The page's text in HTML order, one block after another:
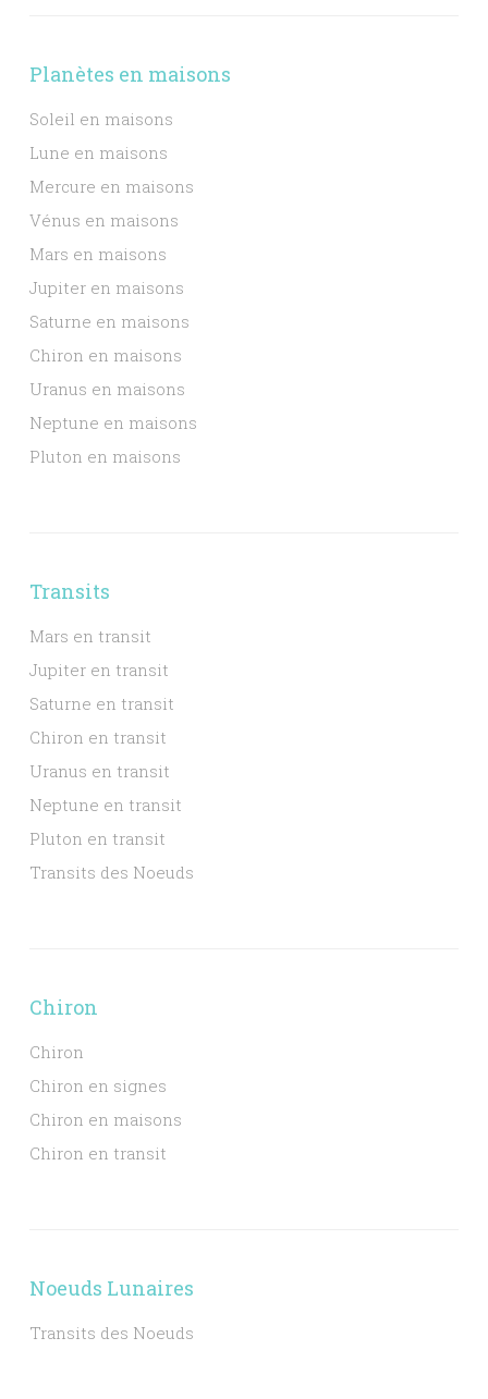
Planètes en maisons
Soleil en maisons
Lune en maisons
Mercure en maisons
Vénus en maisons
Mars en maisons
Jupiter en maisons
Saturne en maisons
Chiron en maisons
Uranus en maisons
Neptune en maisons
Pluton en maisons
Transits
Mars en transit
Jupiter en transit
Saturne en transit
Chiron en transit
Uranus en transit
Neptune en transit
Pluton en transit
Transits des Noeuds
Chiron
Chiron
Chiron en signes
Chiron en maisons
Chiron en transit
Noeuds Lunaires
Transits des Noeuds